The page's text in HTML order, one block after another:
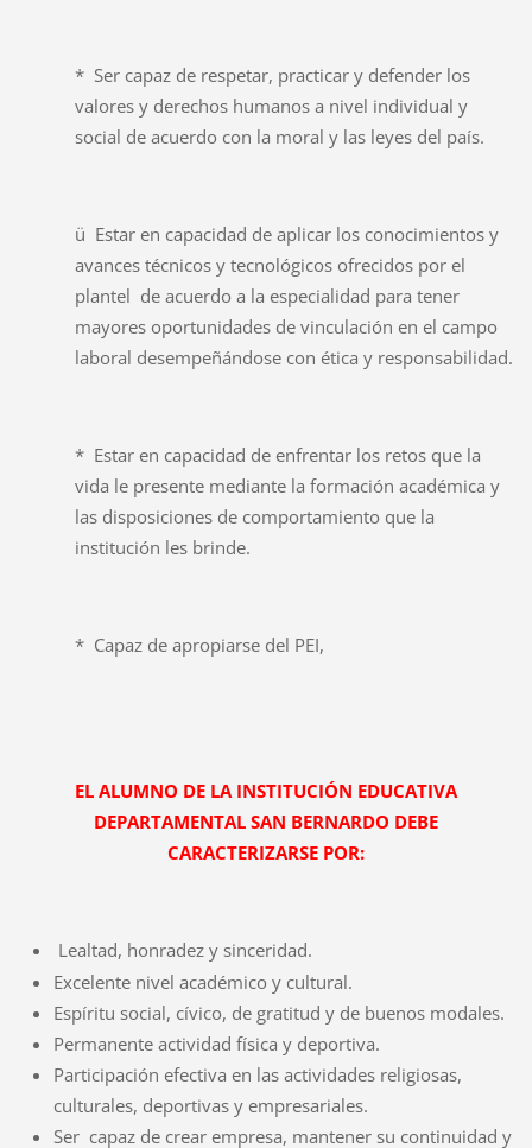
* Ser capaz de respetar, practicar y defender los
valores y derechos humanos a nivel individual y
social de acuerdo con la moral y las leyes del país.
ü Estar en capacidad de aplicar los conocimientos y
avances técnicos y tecnológicos ofrecidos por el
plantel de acuerdo a la especialidad para tener
mayores oportunidades de vinculación en el campo
laboral desempeñándose con ética y responsabilidad.
* Estar en capacidad de enfrentar los retos que la
vida le presente mediante la formación académica y
las disposiciones de comportamiento que la
institución les brinde.
* Capaz de apropiarse del PEI,
EL ALUMNO DE LA INSTITUCIÓN EDUCATIVA
DEPARTAMENTAL SAN BERNARDO DEBE
CARACTERIZARSE POR:
Lealtad, honradez y sinceridad.
Excelente nivel académico y cultural.
Espíritu social, cívico, de gratitud y de buenos modales.
Permanente actividad física y deportiva.
Participación efectiva en las actividades religiosas,
culturales, deportivas y empresariales.
Ser capaz de crear empresa, mantener su continuidad y